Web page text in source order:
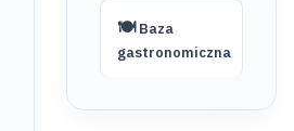
🍽️Baza
gastronomiczna